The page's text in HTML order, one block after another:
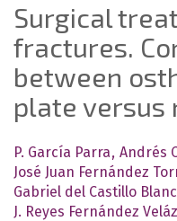
Surgical
fractures.
between
plate versus
P. García Parra Andrés
José Juan Fernández
Gabriel del Castillo
J. Reyes Fernández